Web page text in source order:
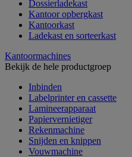
Dossierladekast
Kantoor opbergkast
Kantoorkast
Ladekast en sorteerkast
Kantoormachines
Bekijk de hele productgroep
Inbinden
Labelprinter en cassette
Lamineerapparaat
Papiervernietiger
Rekenmachine
Snijden en knippen
Vouwmachine